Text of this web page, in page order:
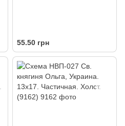
55.50 грн